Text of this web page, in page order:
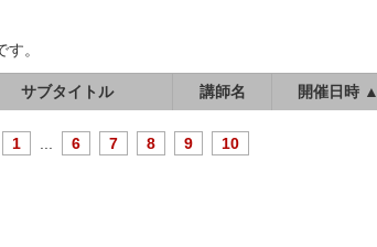
。
サブタイトル 講師名 開催日時 ▲
1 6 7 8 9 10